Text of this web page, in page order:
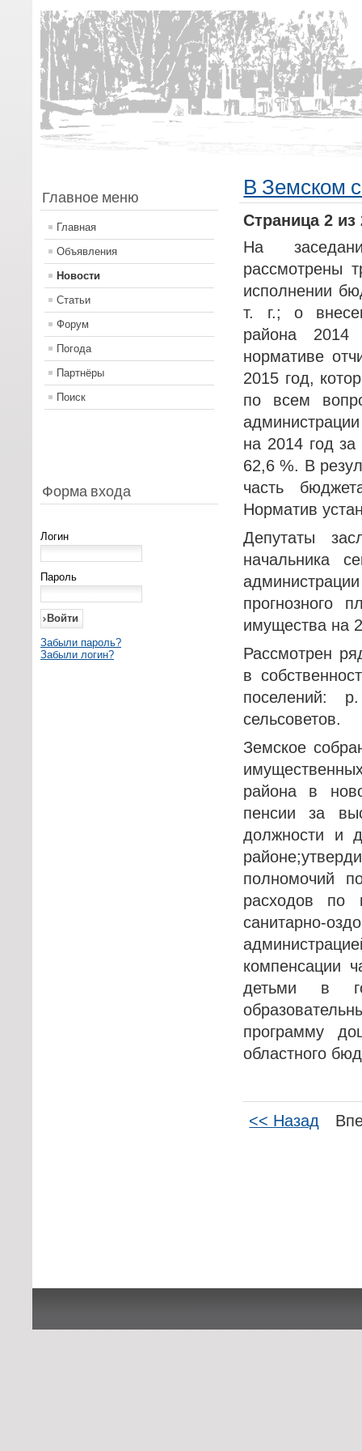
Главное меню
Главная
Объявления
Новости
Статьи
Форум
Погода
Партнёры
Поиск
Форма входа
Логин
Пароль
Забыли пароль?
Забыли логин?
В Земском
Страница 2 из
На
рассмотрены
исполнении
т. г.; о
района 2014
нормативе
2015 год,
по всем
на 2014 год
62,6 %. В
часть
Норматив
Депутаты
начальника
прогнозного
имущества на
Рассмотрен
в
поселений:
сельсоветов.
Земское
района в
пенсии за
должности и
полномочий
расходов по
санитарно-
компенсации
детьми в
программу
областного
<< Назад